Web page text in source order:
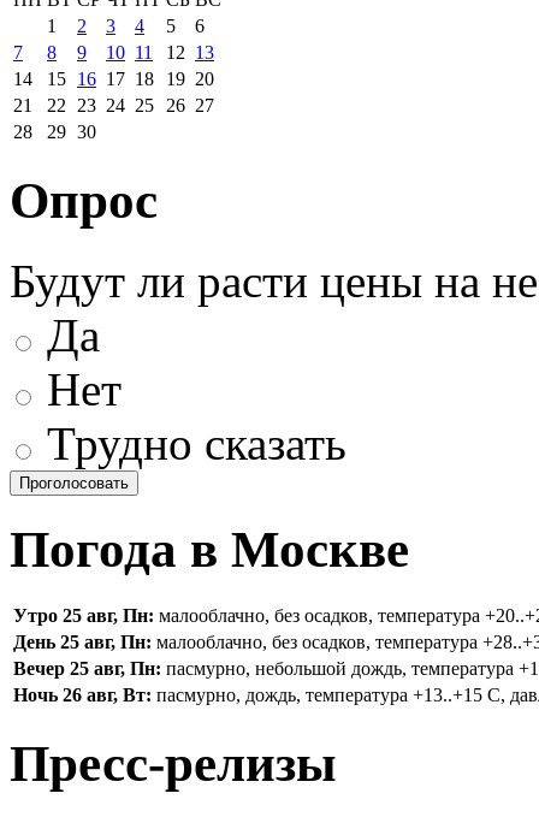
1
2 3 4 5
6
7
8 9 10 11 12 13
14
15 16 17 18 19 20
21
22 23 24 25 26 27
28
29 30
Опрос
Будут ли расти цены на
Да
Нет
Трудно сказать
Погода в Москве
Утро 25 авг, Пн: малооблачно, без осадков, температура
День 25 авг, Пн: малооблачно, без осадков, температура
Вечер 25 авг, Пн: пасмурно, небольшой дождь, температура
Ночь 26 авг, Вт: пасмурно, дождь, температура +13..+15 С,
Пресс-релизы